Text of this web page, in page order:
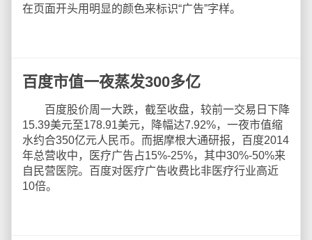
在页面开头用明显的颜色来标识“广告”字样。
百度市值一夜蒸发300多亿
百度股价周一大跌，截至收盘，较前一交易日下降
15.39美元至178.91美元，降幅达7.92%，一夜市值缩
水约合350亿元人民币。而据摩根大通研报，百度2014
年总营收中，医疗广告占15%-25%，其中30%-50%来
自民营医院。百度对医疗广告收费比非医疗行业高近
10倍。